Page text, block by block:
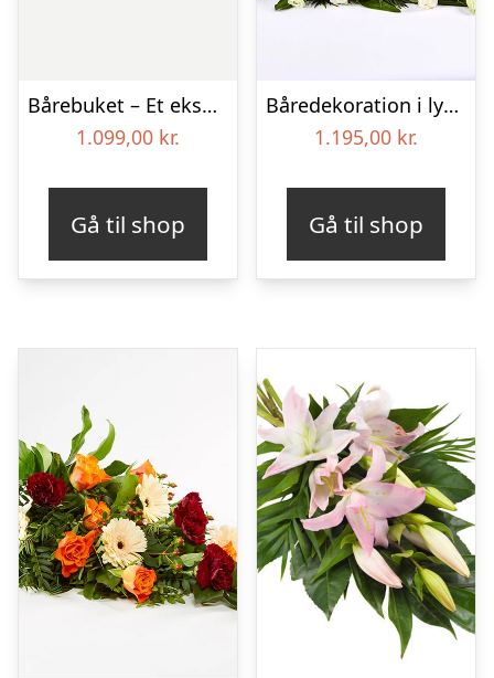
Bårebuket – Et eksklusivt farvel
1.099,00 kr.
Gå til shop
Båredekoration i lyse nuancer – Blomster til begravelse
1.195,00 kr.
Gå til shop